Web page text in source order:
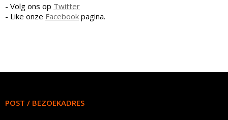
- Volg ons op Twitter
- Like onze Facebook pagina.
POST / BEZOEKADRES